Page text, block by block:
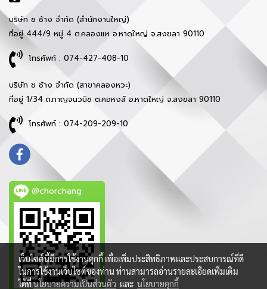
บริษัท ช ช้าง จำกัด (สำนักงานใหญ่)
ที่อยู่ 444/9 หมู่ 4 ต.คลองแห อ.หาดใหญ่ จ.สงขลา 90110
โทรศัพท์ : 074-427-408-10
บริษัท ช ช้าง จำกัด (สาขาคลองหวะ)
ที่อยู่ 1/34 ถ.กาญจนวนิช ต.คอหงส์ อ.หาดใหญ่ จ.สงขลา 90110
โทรศัพท์ : 074-209-209-10
@chorchang
เว็บไซต์นี้มีการใช้งานคุกกี้ เพื่อเพิ่มประสิทธิภาพและประสบการณ์ที่ดี
ในการใช้งานเว็บไซต์ของท่าน ท่านสามารถอ่านรายละเอียดเพิ่มเติม
ได้ที่นโยบายความเป็นส่วนตัว และ นโยบายคุกกี้